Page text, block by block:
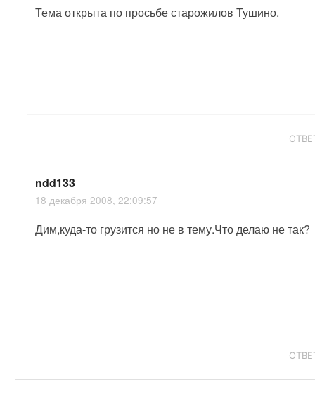
Тема открыта по просьбе старожилов Тушино.
ndd133
18 декабря 2008, 22:09:57
Дим,куда-то грузится но не в тему.Что делаю не так?